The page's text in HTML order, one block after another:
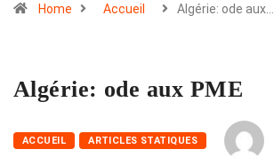
Home Accueil Algérie: ode aux…
Algérie: ode aux PME
ACCUEIL ARTICLES STATIQUES